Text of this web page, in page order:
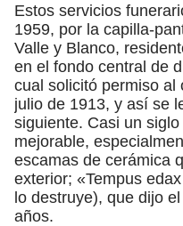
Estos servicios
1959, por la capilla-
Valle y Blanco,
en el fondo central de
cual solicitó permiso al
julio de 1913, y así se
siguiente. Casi un
mejorable,
escamas de cerámica
exterior; «Tempus
lo destruye), que dijo
años.